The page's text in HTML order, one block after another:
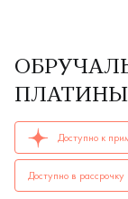
ПЛАТИНЫ
ОБРУЧАЛЬНЫЕ
Доступно к
Доступно в рассрочку